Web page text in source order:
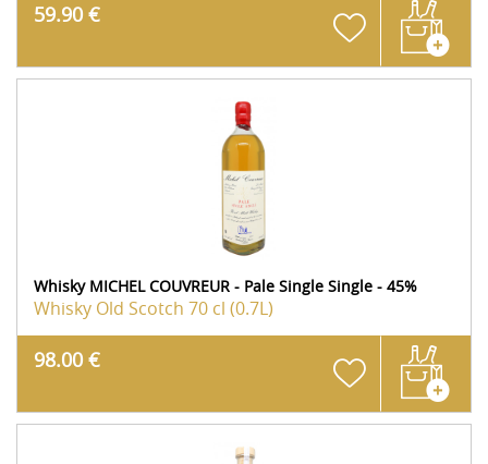
59.90 €
Whisky MICHEL COUVREUR - Pale Single Single - 45%
Whisky Old Scotch 70 cl (0.7L)
98.00 €